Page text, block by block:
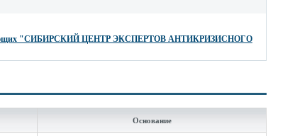
"СИБИРСКИЙ ЦЕНТР ЭКСПЕРТОВ АНТИКРИЗИСНОГО
Основание